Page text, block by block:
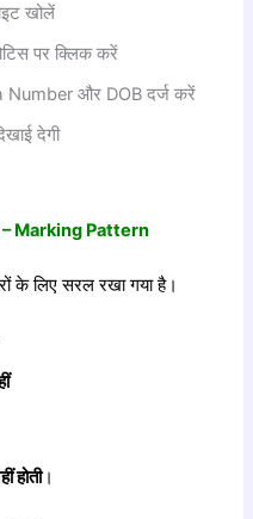
खोलें
पर क्लिक करें
Number और DOB दर्ज करें
देगी
Marking Pattern
के लिए सरल रखा गया है।
होती।